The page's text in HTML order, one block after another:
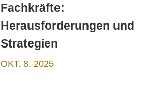
Fachkräfte:
Herausforderungen und
Strategien
OKT. 8, 2025